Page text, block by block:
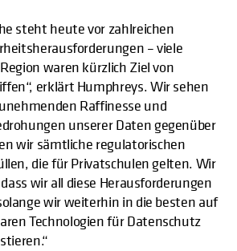
steht heute vor zahlreichen
– viele
waren kürzlich Ziel von
erklärt Humphreys. Wir sehen
Raffinesse und
unserer Daten gegenüber
wir sämtliche regulatorischen
die für Privatschulen gelten. Wir
wir all diese Herausforderungen
wir weiterhin in die besten auf
Technologien für Datenschutz